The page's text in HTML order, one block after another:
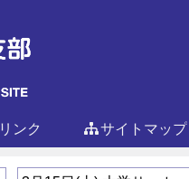
リンク サイトマップ